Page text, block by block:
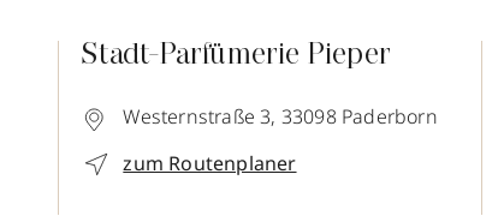
Stadt-Parfümerie Pieper
Westernstraße 3, 33098 Paderborn
zum Routenplaner